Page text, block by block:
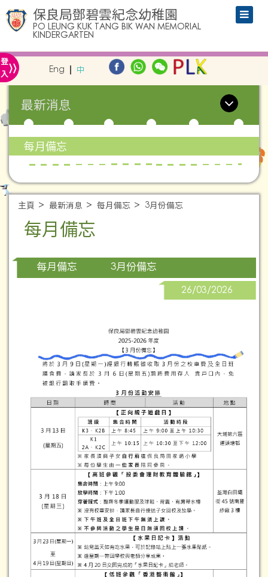
保良局鄧碧雲紀念幼稚園
PO LEUNG KUK TANG BIK WAN MEMORIAL
KINDERGARTEN
登
入» Eng 中
最新消息
每月備忘
主頁 最新消息 每月備忘 3月份備忘
每月備忘
每月備忘 3月份備忘
26/03/2026